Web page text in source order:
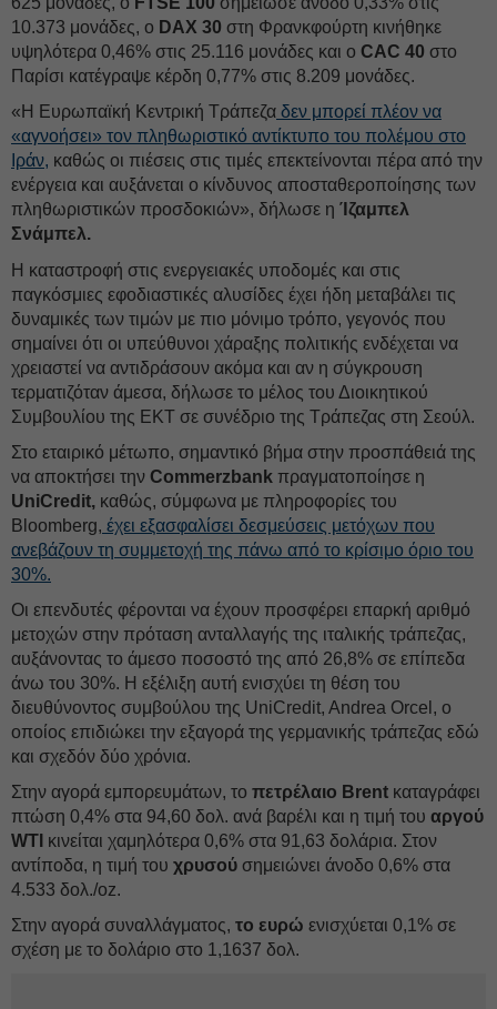
10.373 μονάδες, ο DAX 30 στη Φρανκφούρτη κινήθηκε
υψηλότερα 0,46% στις 25.116 μονάδες και ο CAC 40 στο
Παρίσι κατέγραψε κέρδη 0,77% στις 8.209 μονάδες.
«Η Ευρωπαϊκή Κεντρική Τράπεζα δεν μπορεί πλέον να
«αγνοήσει» τον πληθωριστικό αντίκτυπο του πολέμου στο
Ιράν, καθώς οι πιέσεις στις τιμές επεκτείνονται πέρα από την
ενέργεια και αυξάνεται ο κίνδυνος αποσταθεροποίησης των
πληθωριστικών προσδοκιών», δήλωσε η Ίζαμπελ
Σνάμπελ.
Η καταστροφή στις ενεργειακές υποδομές και στις
παγκόσμιες εφοδιαστικές αλυσίδες έχει ήδη μεταβάλει τις
δυναμικές των τιμών με πιο μόνιμο τρόπο, γεγονός που
σημαίνει ότι οι υπεύθυνοι χάραξης πολιτικής ενδέχεται να
χρειαστεί να αντιδράσουν ακόμα και αν η σύγκρουση
τερματιζόταν άμεσα, δήλωσε το μέλος του Διοικητικού
Συμβουλίου της ΕΚΤ σε συνέδριο της Τράπεζας στη Σεούλ.
Στο εταιρικό μέτωπο, σημαντικό βήμα στην προσπάθειά της
να αποκτήσει την Commerzbank πραγματοποίησε η
UniCredit, καθώς, σύμφωνα με πληροφορίες του
Bloomberg, έχει εξασφαλίσει δεσμεύσεις μετόχων που
ανεβάζουν τη συμμετοχή της πάνω από το κρίσιμο όριο του
30%.
Οι επενδυτές φέρονται να έχουν προσφέρει επαρκή αριθμό
μετοχών στην πρόταση ανταλλαγής της ιταλικής τράπεζας,
αυξάνοντας το άμεσο ποσοστό της από 26,8% σε επίπεδα
άνω του 30%. Η εξέλιξη αυτή ενισχύει τη θέση του
διευθύνοντος συμβούλου της UniCredit, Andrea Orcel, ο
οποίος επιδιώκει την εξαγορά της γερμανικής τράπεζας εδώ
και σχεδόν δύο χρόνια.
Στην αγορά εμπορευμάτων, το πετρέλαιο Brent καταγράφει
πτώση 0,4% στα 94,60 δολ. ανά βαρέλι και η τιμή του αργού
WTI κινείται χαμηλότερα 0,6% στα 91,63 δολάρια. Στον
αντίποδα, η τιμή του χρυσού σημειώνει άνοδο 0,6% στα
4.533 δολ./oz.
Στην αγορά συναλλάγματος, το ευρώ ενισχύεται 0,1% σε
σχέση με το δολάριο στο 1,1637 δολ.